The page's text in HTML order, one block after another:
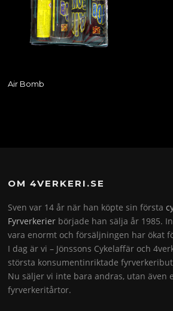
Air Bomb
OM 4VERKERI.SE
Sven var 14 år när han köpte sin första
Fyrverkerier började han sälja år 1985.
vara enormt och försäljningen har ökat
I dag är vi – Jönssons Cykelaffär och
största konsumentinriktade
Nu säljer vi inte bara andras, utan även
fyrverkeritårtor.